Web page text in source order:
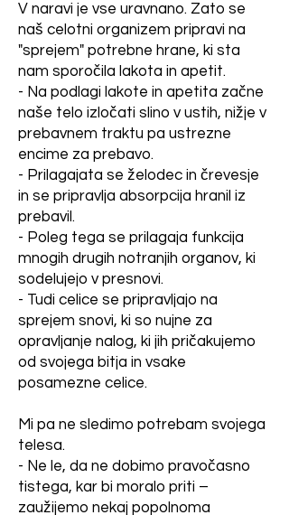
**TALNA ALI BATERIJSKA
REJA**
Pred nekaj leti sem naletela
na članek o peticiji proti
baterijski vzgoji objavljeno v
Delu 2018
Preberite natančno in
razmislite!
Dokazano je – in tega se vsi
zavedamo – da so jajca
kokoši iz talne reje boljša kot
jajca kokoši iz baterijske reje.
Zakaj? Ker se kokoš v
naravnem okolju hrani tako,
kot potrebuje.
Pa si obrnimo vprašanje, da
resnico pogledamo z druge
strani: KAKŠNA JE
BATERIJSKA REJA IN KAJ
JE Z NJO NAROBE?
ki ga povzroča pomanjkanje
vitamina C. A to so opazili le
pri mornarjih na dolgih
plovbah. V običajnem
življenju skorbuta skorajda ni
bilo, čeprav nihče ni posebej
skrbel za "pravilno prehrano".
- Zaradi tega ni smiselno
nobeno dodajanje vitaminov.
Še bolj nesmiselno pa je
dodajanje vitamina C "ob
prvih znakih gripe ali
do dveh meseci, da bi se ta
vitamin ustrezno vključil v
telo.
V naravi je vse uravnano. Zato se
naš celotni organizem pripravi na
"sprejem" potrebne hrane, ki sta
nam sporočila lakota in apetit.
- Na podlagi lakote in apetita začne
naše telo izločati slino v ustih, nižje v
prebavnem traktu pa ustrezne
encime za prebavo.
- Prilagajata se želodec in črevesje
in se pripravlja absorpcija hranil iz
prebavil.
- Poleg tega se prilagaja funkcija
mnogih drugih notranjih organov, ki
sodelujejo v presnovi.
- Tudi celice se pripravljajo na
sprejem snovi, ki so nujne za
opravljanje nalog, ki jih pričakujemo
od svojega bitja in vsake
posamezne celice.
Mi pa ne sledimo potrebam svojega
telesa.
- Ne le, da ne dobimo pravočasno
tistega, kar bi moralo priti –
zaužijemo nekaj popolnoma